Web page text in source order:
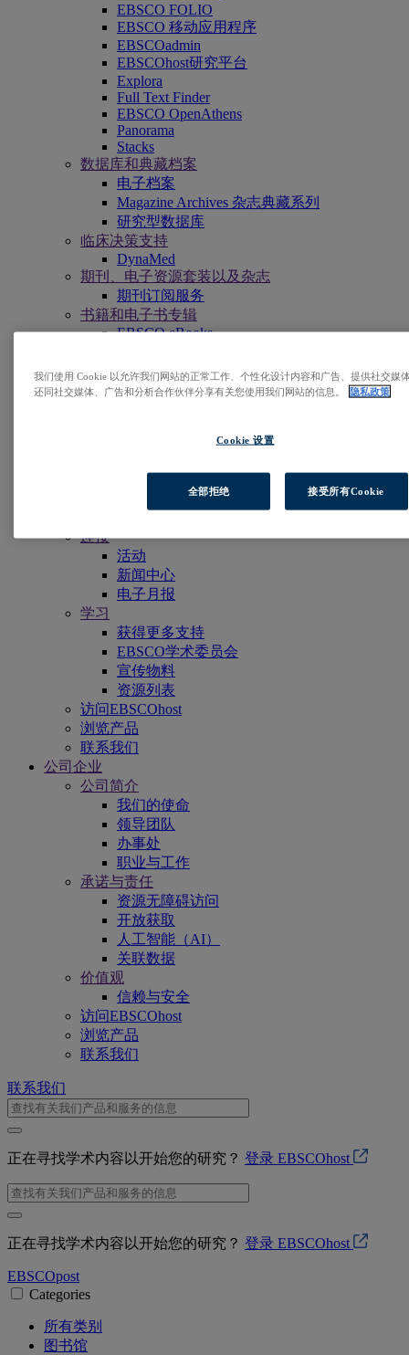
EBSCO FOLIO
EBSCO 移动应用程序
EBSCOadmin
EBSCOhost研究平台
Explora
Full Text Finder
EBSCO OpenAthens
Panorama
Stacks
数据库和典藏档案
电子档案
Magazine Archives 杂志典藏系列
研究型数据库
临床决策支持
DynaMed
期刊、电子资源套装以及杂志
期刊订阅服务
书籍和电子书专辑
EBSCO eBooks
EBSCO专业服务
EBSCOpost Blog
连接
活动
新闻中心
电子月报
学习
获得更多支持
EBSCO学术委员会
宣传物料
资源列表
访问EBSCOhost
浏览产品
联系我们
公司企业
公司简介
我们的使命
领导团队
办事处
职业与工作
承诺与责任
资源无障碍访问
开放获取
人工智能（AI）
关联数据
价值观
信赖与安全
访问EBSCOhost
浏览产品
联系我们
联系我们
正在寻找学术内容以开始您的研究？ 登录 EBSCOhost
正在寻找学术内容以开始您的研究？ 登录 EBSCOhost
EBSCOpost
Categories
所有类别
图书馆
我们使用 Cookie 以允许我们网站的正常工作、个性化设计内容和广告、提供社交媒
还同社交媒体、广告和分析合作伙伴分享有关您使用我们网站的信息。
隐私政策
Cookie 设置
全部拒绝 接受所有Cookie